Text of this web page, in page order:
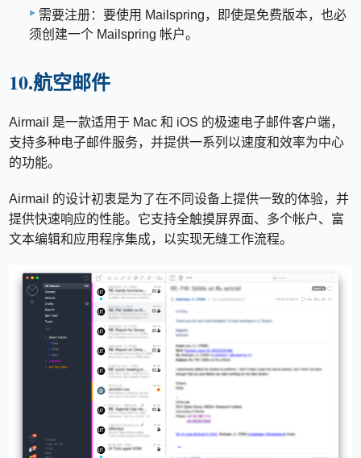
需要注册：要使用 Mailspring，即使是免费版本，也必
须创建一个 Mailspring 帐户。
10.航空邮件
Airmail 是一款适用于 Mac 和 iOS 的极速电子邮件客户端，
支持多种电子邮件服务，并提供一系列以速度和效率为中心
的功能。
Airmail 的设计初衷是为了在不同设备上提供一致的体验，并
提供快速响应的性能。它支持全触摸屏界面、多个帐户、富
文本编辑和应用程序集成，以实现无缝工作流程。